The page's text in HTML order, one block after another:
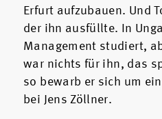
Erfurt aufzubauen. Und
der ihn ausfüllte. In
Management studiert,
war nichts für ihn, das
so bewarb er sich um
bei Jens Zöllner.